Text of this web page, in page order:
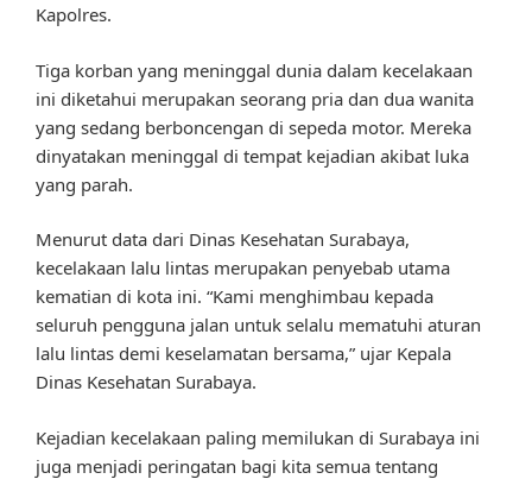
Kapolres.
Tiga korban yang meninggal dunia dalam kecelakaan
ini diketahui merupakan seorang pria dan dua wanita
yang sedang berboncengan di sepeda motor. Mereka
dinyatakan meninggal di tempat kejadian akibat luka
yang parah.
Menurut data dari Dinas Kesehatan Surabaya,
kecelakaan lalu lintas merupakan penyebab utama
kematian di kota ini. “Kami menghimbau kepada
seluruh pengguna jalan untuk selalu mematuhi aturan
lalu lintas demi keselamatan bersama,” ujar Kepala
Dinas Kesehatan Surabaya.
Kejadian kecelakaan paling memilukan di Surabaya ini
juga menjadi peringatan bagi kita semua tentang